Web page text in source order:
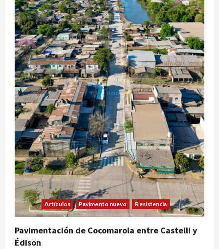
Artículos Pavimento nuevo Resistencia
Pavimentación de Cocomarola entre Castelli y
Édison